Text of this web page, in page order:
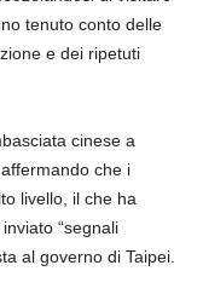
tenuto conto delle
e dei ripetuti
cinese a
che i
livello, il che ha
“segnali
al governo di Taipei.